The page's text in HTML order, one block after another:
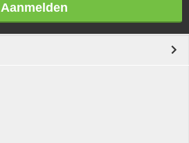
Aanmelden